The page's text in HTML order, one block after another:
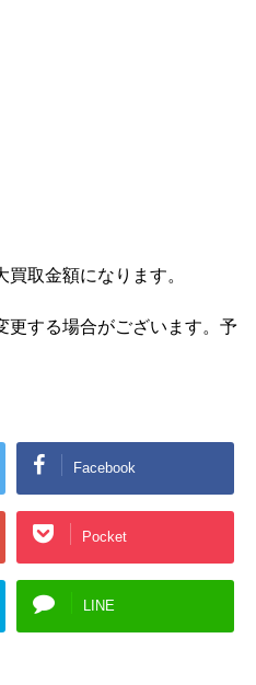
取金額になります。
更する場合がございます。予
Facebook
Pocket
LINE